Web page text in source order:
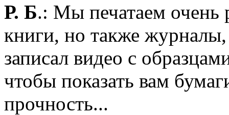
Р. Б.: Мы печатаем очень
книги, но также
записал видео с
чтобы показать вам
прочность...